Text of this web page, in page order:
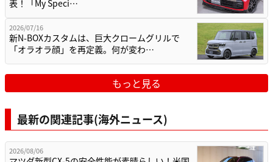
表！「My Speci…
2026/07/16
新N-BOXカスタムは、巨大クロームグリルで
「オラオラ顔」を再定義。何が変わ…
もっと見る
最新の関連記事(海外ニュース)
2026/08/06